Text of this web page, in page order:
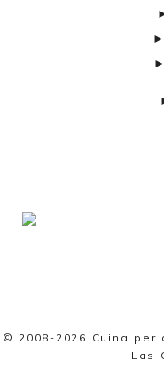
© 2008-2026 Cuina per
Las